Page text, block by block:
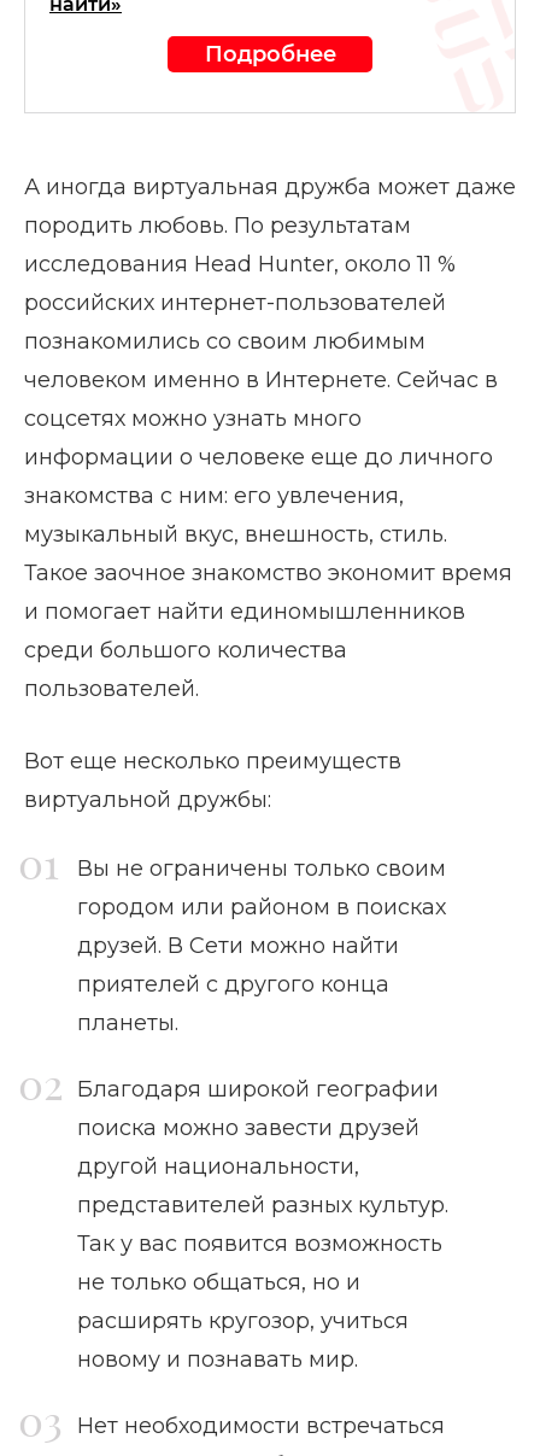
найти»
Подробнее
А иногда виртуальная дружба может даже
породить любовь. По результатам
исследования Head Hunter, около 11 %
российских интернет-пользователей
познакомились со своим любимым
человеком именно в Интернете. Сейчас в
соцсетях можно узнать много
информации о человеке еще до личного
знакомства с ним: его увлечения,
музыкальный вкус, внешность, стиль.
Такое заочное знакомство экономит время
и помогает найти единомышленников
среди большого количества
пользователей.
Вот еще несколько преимуществ
виртуальной дружбы:
Вы не ограничены только своим
городом или районом в поисках
друзей. В Сети можно найти
приятелей с другого конца
планеты.
Благодаря широкой географии
поиска можно завести друзей
другой национальности,
представителей разных культур.
Так у вас появится возможность
не только общаться, но и
расширять кругозор, учиться
новому и познавать мир.
Нет необходимости встречаться